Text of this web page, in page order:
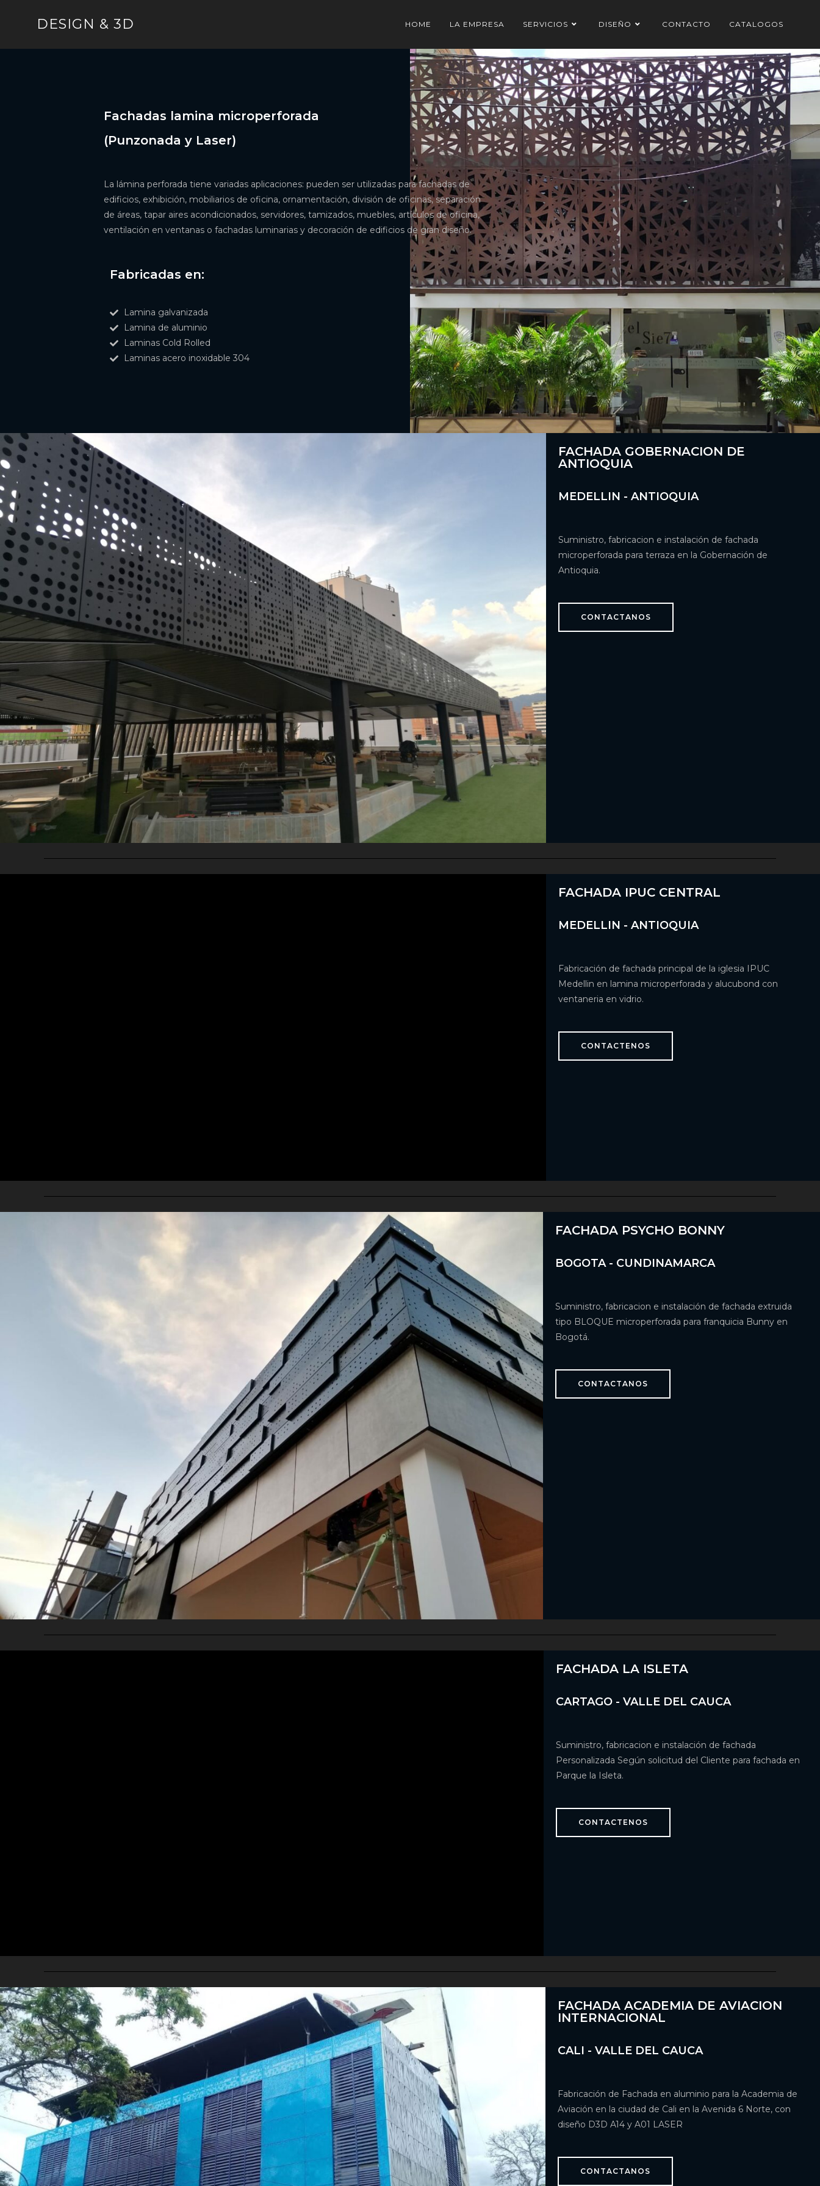
DESIGN & 3D HOME LA EMPRESA SERVICIOS DISEÑO CONTACTO CATALOGOS
Fachadas lamina microperforada
(Punzonada y Laser)
La lámina perforada tiene variadas aplicaciones: pueden ser utilizadas para fachadas de
edificios, exhibición, mobiliarios de oficina, ornamentación, división de oficinas, separación
de áreas, tapar aires acondicionados, servidores, tamizados, muebles, artículos de oficina,
ventilación en ventanas o fachadas luminarias y decoración de edificios de gran diseño.
Fabricadas en:
Lamina galvanizada
Lamina de aluminio
Laminas Cold Rolled
Laminas acero inoxidable 304
FACHADA GOBERNACION DE
ANTIOQUIA
MEDELLIN - ANTIOQUIA
Suministro, fabricacion e instalación de fachada
microperforada para terraza en la Gobernación de
Antioquia.
CONTACTANOS
FACHADA IPUC CENTRAL
MEDELLIN - ANTIOQUIA
Fabricación de fachada principal de la iglesia IPUC
Medellin en lamina microperforada y alucubond con
ventaneria en vidrio.
CONTACTENOS
FACHADA PSYCHO BONNY
BOGOTA - CUNDINAMARCA
Suministro, fabricacion e instalación de fachada extruida
tipo BLOQUE microperforada para franquicia Bunny en
Bogotá.
CONTACTANOS
FACHADA LA ISLETA
CARTAGO - VALLE DEL CAUCA
Suministro, fabricacion e instalación de fachada
Personalizada Según solicitud del Cliente para fachada en
Parque la Isleta.
CONTACTENOS
FACHADA ACADEMIA DE AVIACION
INTERNACIONAL
CALI - VALLE DEL CAUCA
Fabricación de Fachada en aluminio para la Academia de
Aviación en la ciudad de Cali en la Avenida 6 Norte, con
diseño D3D A14 y A01 LASER
CONTACTANOS